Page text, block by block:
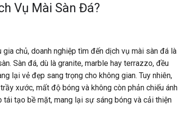
Vụ Mài Sàn Đá?
chủ, doanh nghiệp tìm đến dịch vụ mài sàn đá là
Sàn đá, dù là granite, marble hay terrazzo, đều
lại vẻ đẹp sang trọng cho không gian. Tuy nhiên,
xước, mất độ bóng và không còn phản chiếu ánh
tái tạo bề mặt, mang lại sự sáng bóng và cải thiện